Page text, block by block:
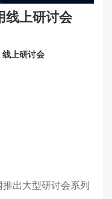
线上研讨会
线上研讨会
出大型研讨会系列